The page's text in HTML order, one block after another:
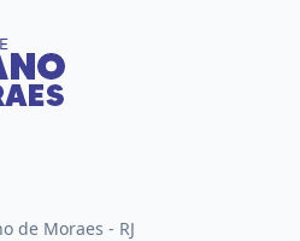
de Moraes - RJ